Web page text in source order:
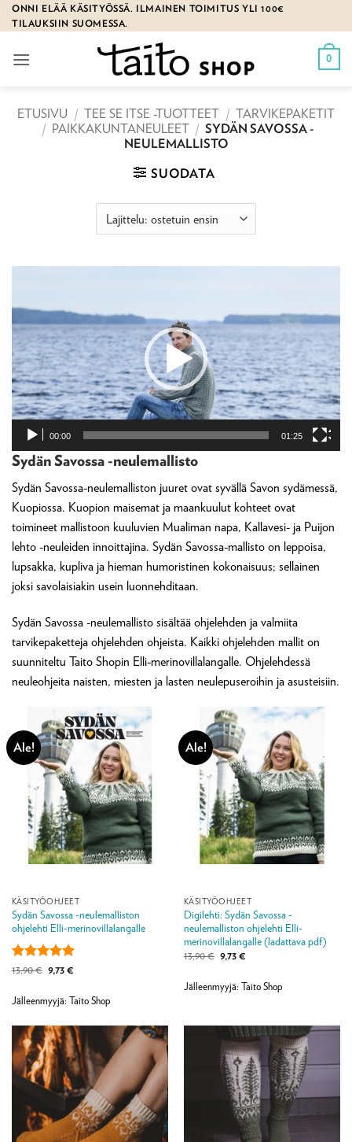
Skip
to
ONNI ELÄÄ KÄSITYÖSSÄ. ILMAINEN TOIMITUS YLI 100€
TILAUKSIIN SUOMESSA.
0
ETUSIVU / TEE SE ITSE -TUOTTEET / TARVIKEPAKETIT
/ PAIKKAKUNTANEULEET / SYDÄN SAVOSSA -
NEULEMALLISTO
SUODATA
00:00 01:25
Sydän Savossa -neulemallisto
Sydän Savossa-neulemalliston juuret ovat syvällä Savon sydämessä,
Kuopiossa. Kuopion maisemat ja maankuulut kohteet ovat
toimineet mallistoon kuuluvien Mualiman napa, Kallavesi- ja Puijon
lehto -neuleiden innoittajina. Sydän Savossa-mallisto on leppoisa,
lupsakka, kupliva ja hieman humoristinen kokonaisuus; sellainen
joksi savolaisiakin usein luonnehditaan.
Sydän Savossa -neulemallisto sisältää ohjelehden ja valmiita
tarvikepaketteja ohjelehden ohjeista. Kaikki ohjelehden mallit on
suunniteltu Taito Shopin Elli-merinovillalangalle. Ohjelehdessä
neuleohjeita naisten, miesten ja lasten neulepuseroihin ja asusteisiin.
Ale!
KÄSITYÖOHJEET
Sydän Savossa -neulemalliston
ohjelehti Elli-merinovillalangalle
Arvostelu
/ 5
13,90€ Alkuperäinen
hinta
13,90 €.
9,73€Nykyinen
9,73 €.
Jälleenmyyjä: Taito Shop
Ale!
KÄSITYÖOHJEET
Digilehti: Sydän Savossa -
neulemalliston ohjelehti Elli-
merinovillalangalle (ladattava pdf)
13,90€ Alkuperäinen
hinta
13,90 €.
9,73€Nykyinen
9,73 €.
Jälleenmyyjä: Taito Shop